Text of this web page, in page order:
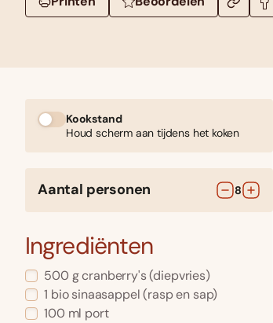
Kookstand
Houd scherm aan tijdens het koken
Aantal personen 8
Ingrediënten
500 gcranberry's(diepvries)
1 bio sinaasappel(rasp en sap)
100 ml port